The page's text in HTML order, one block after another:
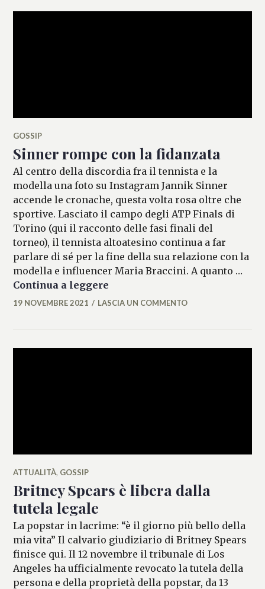
GOSSIP
Sinner rompe con la fidanzata
Al centro della discordia fra il tennista e la
modella una foto su Instagram Jannik Sinner
accende le cronache, questa volta rosa oltre che
sportive. Lasciato il campo degli ATP Finals di
Torino (qui il racconto delle fasi finali del
torneo), il tennista altoatesino continua a far
parlare di sé per la fine della sua relazione con la
modella e influencer Maria Braccini. A quanto …
Continua a leggere
MARIANNA
19 NOVEMBRE 2021 LASCIA UN COMMENTO
ATTUALITÀ, GOSSIP
Britney Spears è libera dalla
tutela legale
La popstar in lacrime: “è il giorno più bello della
mia vita” Il calvario giudiziario di Britney Spears
finisce qui. Il 12 novembre il tribunale di Los
Angeles ha ufficialmente revocato la tutela della
persona e della proprietà della popstar, da 13